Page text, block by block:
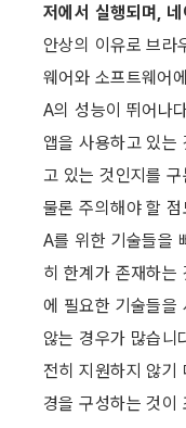
저에서 실행되며,
안상의 이유로 브라
웨어와 소프트웨어
A의 성능이 뛰어나
앱을 사용하고 있는
고 있는 것인지를
물론 주의해야 할
A를 위한 기술들을
히 한계가 존재하
에 필요한 기술들을
않는 경우가 많습니
전히 지원하지 않기
경을 구성하는 것이